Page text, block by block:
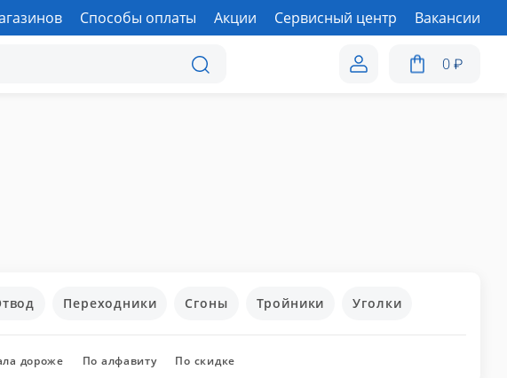
Способы оплаты Акции Сервисный центр Вакансии
0₽
Переходники Сгоны Тройники Уголки
дороже По алфавиту По скидке